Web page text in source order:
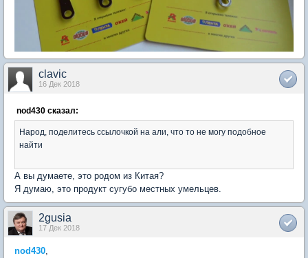
clavic
16 Дек 2018
nod430 сказал:
Народ, поделитесь ссылочкой на али, что то не могу подобное
найти
А вы думаете, это родом из Китая?
Я думаю, это продукт сугубо местных умельцев.
2gusia
17 Дек 2018
nod430,